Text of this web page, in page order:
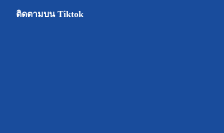
ติดตามบน Tiktok